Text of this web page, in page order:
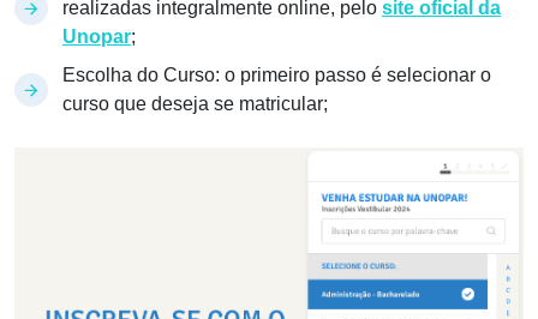
realizadas integralmente online, pelo site oficial da
Unopar;
Escolha do Curso: o primeiro passo é selecionar o
curso que deseja se matricular;